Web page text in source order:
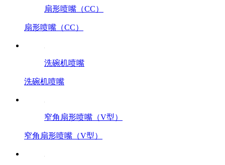
扇形喷嘴（CC）
扇形喷嘴（CC）
洗碗机喷嘴
洗碗机喷嘴
窄角扇形喷嘴（V型）
窄角扇形喷嘴（V型）